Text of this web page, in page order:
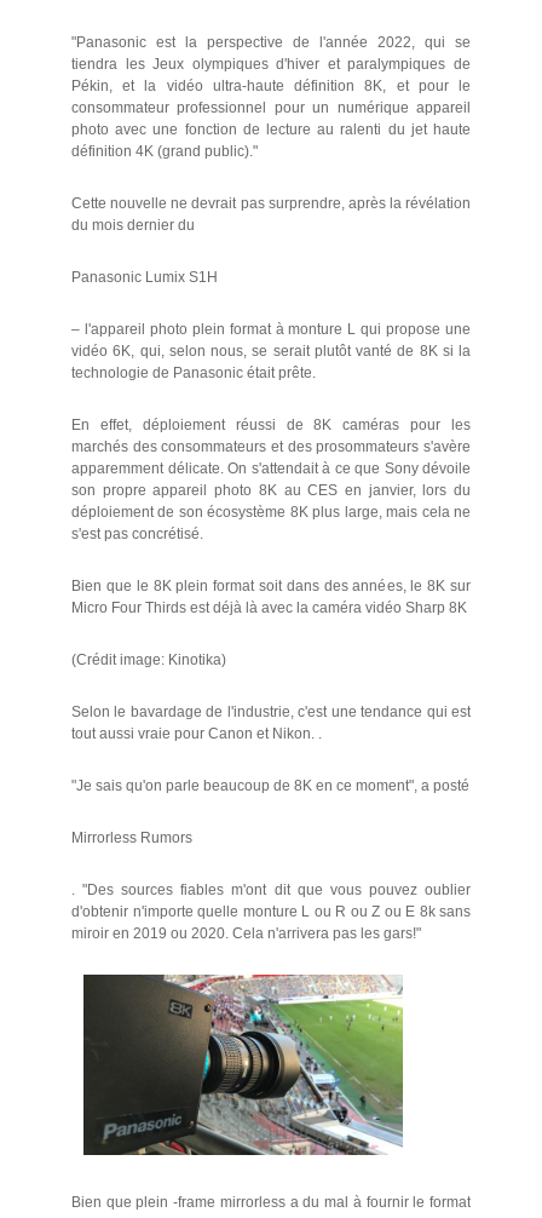
"Panasonic est la perspective de l'année 2022, qui se
tiendra les Jeux olympiques d'hiver et paralympiques de
Pékin, et la vidéo ultra-haute définition 8K, et pour le
consommateur professionnel pour un numérique appareil
photo avec une fonction de lecture au ralenti du jet haute
définition 4K (grand public)."
Cette nouvelle ne devrait pas surprendre, après la révélation
du mois dernier du
Panasonic Lumix S1H
– l'appareil photo plein format à monture L qui propose une
vidéo 6K, qui, selon nous, se serait plutôt vanté de 8K si la
technologie de Panasonic était prête.
En effet, déploiement réussi de 8K caméras pour les
marchés des consommateurs et des prosommateurs s'avère
apparemment délicate. On s'attendait à ce que Sony dévoile
son propre appareil photo 8K au CES en janvier, lors du
déploiement de son écosystème 8K plus large, mais cela ne
s'est pas concrétisé.
Bien que le 8K plein format soit dans des années, le 8K sur
Micro Four Thirds est déjà là avec la caméra vidéo Sharp 8K
(Crédit image: Kinotika)
Selon le bavardage de l'industrie, c'est une tendance qui est
tout aussi vraie pour Canon et Nikon. .
"Je sais qu'on parle beaucoup de 8K en ce moment", a posté
Mirrorless Rumors
. "Des sources fiables m'ont dit que vous pouvez oublier
d'obtenir n'importe quelle monture L ou R ou Z ou E 8k sans
miroir en 2019 ou 2020. Cela n'arrivera pas les gars!"
Bien que plein -frame mirrorless a du mal à fournir le format